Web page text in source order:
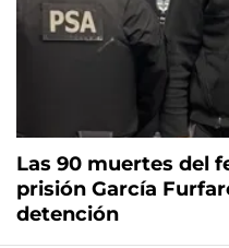
Las 90 muertes del
prisión García
detención